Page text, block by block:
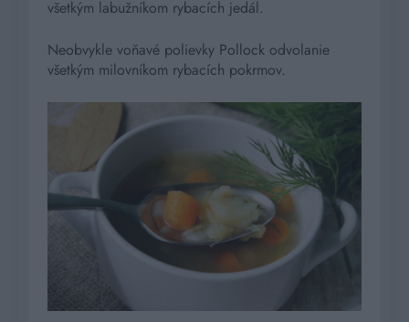
všetkým labužníkom rybacích jedál.
Neobvykle voňavé polievky Pollock odvolanie
všetkým milovníkom rybacích pokrmov.